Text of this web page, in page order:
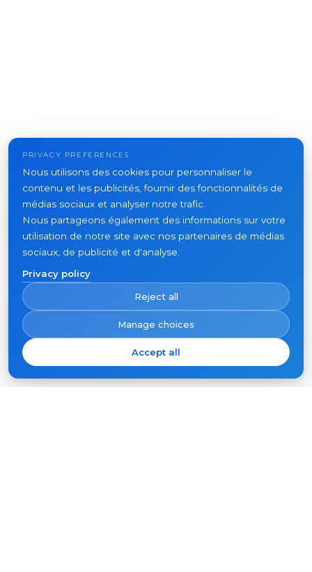
PRIVACY PREFERENCES
Nous utilisons des cookies pour personnaliser le
contenu et les publicités, fournir des fonctionnalités de
médias sociaux et analyser notre trafic.
Nous partageons également des informations sur votre
utilisation de notre site avec nos partenaires de médias
sociaux, de publicité et d'analyse.
Privacy policy
Reject all
Manage choices
Accept all